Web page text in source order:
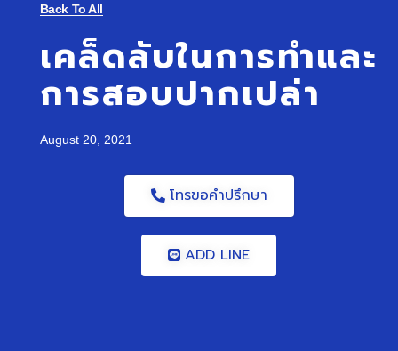
Back To All
เคล็ดลับในการทำและ
การสอบปากเปล่า
August 20, 2021
โทรขอคำปรึกษา
ADD LINE